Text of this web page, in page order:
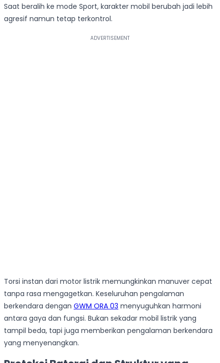
Saat beralih ke mode Sport, karakter mobil berubah jadi lebih
agresif namun tetap terkontrol.
Torsi instan dari motor listrik memungkinkan manuver cepat
tanpa rasa mengagetkan. Keseluruhan pengalaman
berkendara dengan GWM ORA 03 menyuguhkan harmoni
antara gaya dan fungsi. Bukan sekadar mobil listrik yang
tampil beda, tapi juga memberikan pengalaman berkendara
yang menyenangkan.